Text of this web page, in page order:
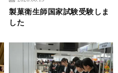
製菓衛生師国家試験受験しま
した